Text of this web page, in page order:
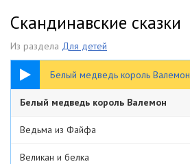
Скандинавские сказки
Из раздела Для детей
Белый медведь король Валемон
21:43
Белый медведь король Валемон
Ведьма из Файфа
Великан и белка